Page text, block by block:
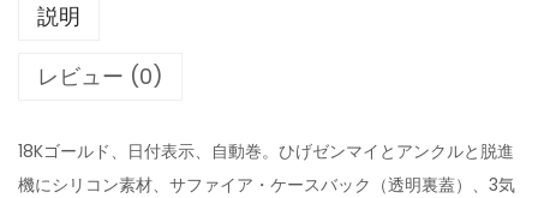
説明
レビュー (0)
18Kゴールド、日付表示、自動巻。ひげゼンマイとアンクルと脱進
機にシリコン素材、サファイア・ケースバック（透明裏蓋）、3気